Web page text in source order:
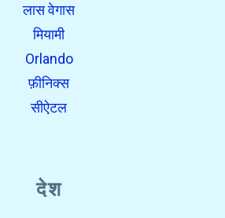
लास वेगास
मियामी
Orlando
फ़ीनिक्स
सीऐटल
देश